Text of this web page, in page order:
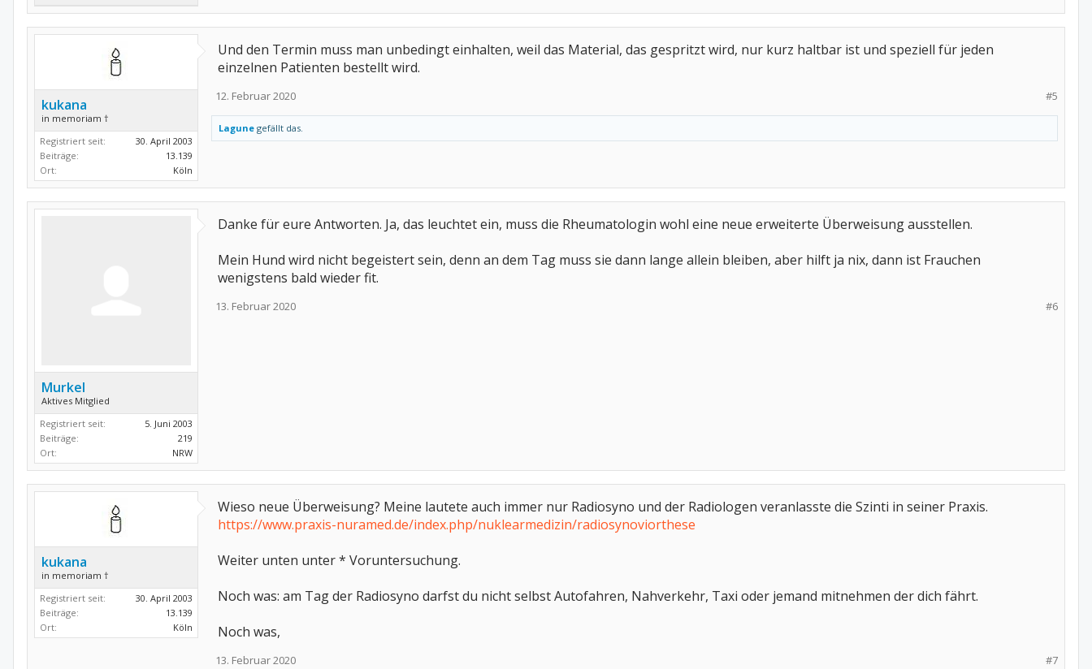
kukana
in memoriam †
Registriert seit:
30. April 2003
Beiträge:
13.139
Ort:
Köln
Und den Termin muss man unbedingt einhalten, weil das Material, das gespritzt wird, nur kurz haltbar ist und speziell für jeden
einzelnen Patienten bestellt wird.
#5
12. Februar 2020
Lagune gefällt das.
Murkel
Aktives Mitglied
Registriert seit:
5. Juni 2003
Beiträge:
219
Ort:
NRW
Danke für eure Antworten. Ja, das leuchtet ein, muss die Rheumatologin wohl eine neue erweiterte Überweisung ausstellen.
Mein Hund wird nicht begeistert sein, denn an dem Tag muss sie dann lange allein bleiben, aber hilft ja nix, dann ist Frauchen
wenigstens bald wieder fit.
#6
13. Februar 2020
kukana
in memoriam †
Registriert seit:
30. April 2003
Beiträge:
13.139
Ort:
Köln
Wieso neue Überweisung? Meine lautete auch immer nur Radiosyno und der Radiologen veranlasste die Szinti in seiner Praxis.
https://www.praxis-nuramed.de/index.php/nuklearmedizin/radiosynoviorthese
Weiter unten unter * Voruntersuchung.
Noch was: am Tag der Radiosyno darfst du nicht selbst Autofahren, Nahverkehr, Taxi oder jemand mitnehmen der dich fährt.
Noch was,
#7
13. Februar 2020